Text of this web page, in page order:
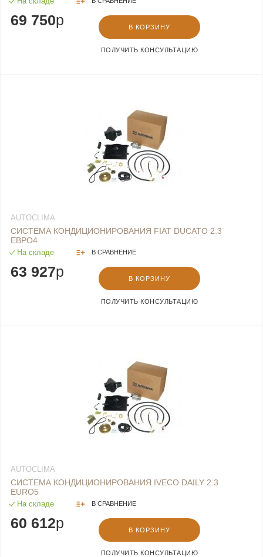
69 750p В КОРЗИНУ
ПОЛУЧИТЬ КОНСУЛЬТАЦИЮ
AUTOCLIMA
СИСТЕМА КОНДИЦИОНИРОВАНИЯ FIAT DUCATO 2.3
ЕВРО4
На складе В СРАВНЕНИЕ
63 927p В КОРЗИНУ
ПОЛУЧИТЬ КОНСУЛЬТАЦИЮ
AUTOCLIMA
СИСТЕМА КОНДИЦИОНИРОВАНИЯ IVECO DAILY 2.3
EURO5
На складе В СРАВНЕНИЕ
60 612p В КОРЗИНУ
ПОЛУЧИТЬ КОНСУЛЬТАЦИЮ